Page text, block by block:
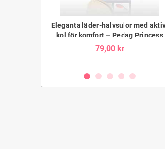
Eleganta läder-halvsulor med
kol för komfort – Pedag Princess
79,00 kr